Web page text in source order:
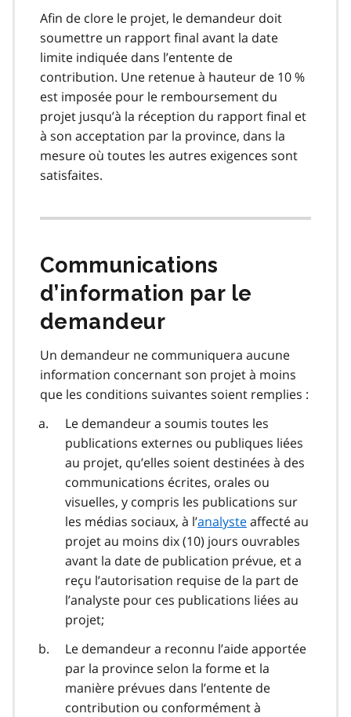
Afin de clore le projet, le demandeur doit
soumettre un rapport final avant la date
limite indiquée dans l’entente de
contribution. Une retenue à hauteur de 10 %
est imposée pour le remboursement du
projet jusqu’à la réception du rapport final et
à son acceptation par la province, dans la
mesure où toutes les autres exigences sont
satisfaites.
Communications
d’information par le
demandeur
Un demandeur ne communiquera aucune
information concernant son projet à moins
que les conditions suivantes soient remplies :
Le demandeur a soumis toutes les
publications externes ou publiques liées
au projet, qu’elles soient destinées à des
communications écrites, orales ou
visuelles, y compris les publications sur
les médias sociaux, à l’analysteaffecté au
projet au moins dix (10) jours ouvrables
avant la date de publication prévue, et a
reçu l’autorisation requise de la part de
l’analyste pour ces publications liées au
projet;
Le demandeur a reconnu l’aide apportée
par la province selon la forme et la
manière prévues dans l’entente de
contribution ou conformément à